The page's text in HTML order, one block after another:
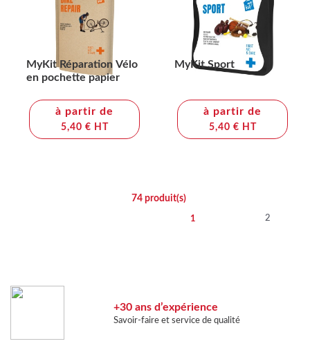
MyKit Réparation Vélo
en pochette papier
à partir de
5,40 € HT
MyKit Sport
à partir de
5,40 € HT
74produit(s)
1 2
+30 ans d’expérience
Savoir-faire et service de qualité